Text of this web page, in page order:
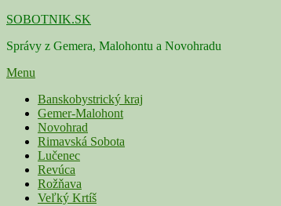
Skip
content
SOBOTNIK.SK
Správy z Gemera, Malohontu a Novohradu
Menu
Primárne
menu
Banskobystrický kraj
Gemer-Malohont
Novohrad
Rimavská Sobota
Lučenec
Revúca
Rožňava
Veľký Krtíš